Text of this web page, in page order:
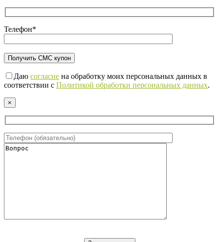
Телефон*
Даю согласие на обработку моих персональных данных в
соответствии с Политикой обработки персональных данных.
×